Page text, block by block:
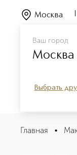
Ваш город
Москва
Выбрать
Москва
Tititint Тинт для
Главная •